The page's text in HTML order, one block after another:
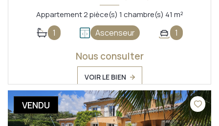
Appartement 2 pièce(s) 1 chambre(s) 41 m²
1 Ascenseur 1
Nous consulter
VOIR LE BIEN
VENDU